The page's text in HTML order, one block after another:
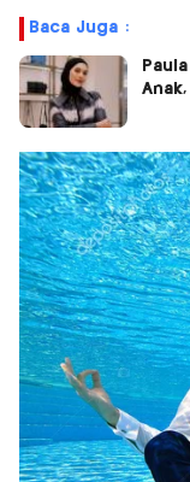
Baca Juga :